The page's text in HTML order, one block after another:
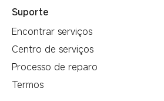
Suporte
Encontrar serviços
Centro de serviços
Processo de reparo
Termos